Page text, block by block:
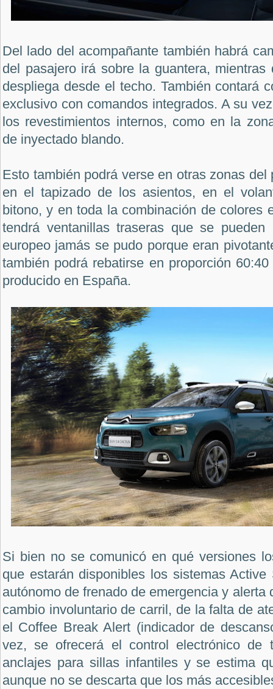
Del lado del acompañante también habrá
del pasajero irá sobre la guantera,
despliega desde el techo. También contará
exclusivo con comandos integrados. A su
los revestimientos internos, como en la
de inyectado blando.
Esto también podrá verse en otras zonas del
en el tapizado de los asientos, en el
bitono, y en toda la combinación de colores
tendrá ventanillas traseras que se
europeo jamás se pudo porque eran
también podrá rebatirse en proporción
producido en España.
Si bien no se comunicó en qué versiones
que estarán disponibles los sistemas
autónomo de frenado de emergencia y alerta
cambio involuntario de carril, de la falta de
el Coffee Break Alert (indicador de
vez, se ofrecerá el control electrónico de
anclajes para sillas infantiles y se estima
aunque no se descarta que los más